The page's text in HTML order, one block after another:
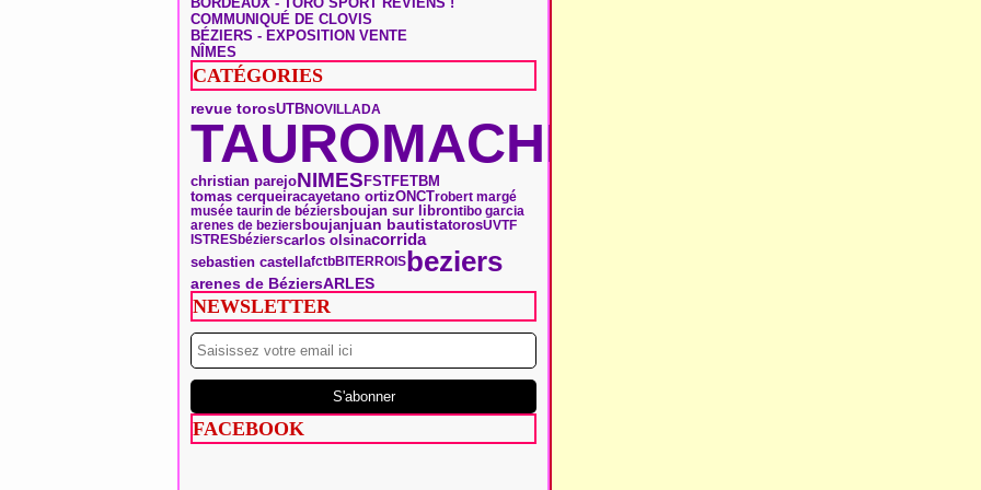
COMMUNIQUÉ DE CLOVIS
BÉZIERS - EXPOSITION VENTE
NÎMES
CATÉGORIES
revue torosUTBNOVILLADA
TAUROMACHIE
christian parejoNIMESFSTFETBM
tomas cerqueiracayetano ortizONCTrobert margé
musée taurin de béziers boujan sur librontibo garcia
arenes de beziersboujanjuan bautistatorosUVTF
ISTRESbézierscarlos olsinacorrida
sebastien castellafctbBITERROISbeziers
arenes de BéziersARLES
NEWSLETTER
FACEBOOK